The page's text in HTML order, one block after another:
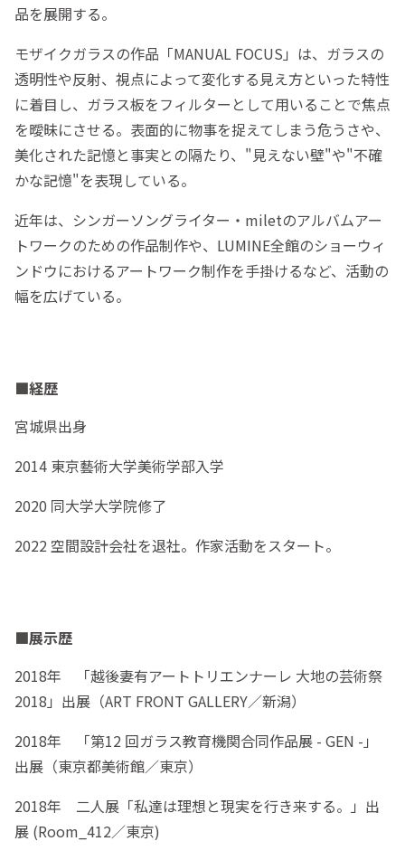
品を展開する。
モザイクガラスの作品「MANUAL FOCUS」は、ガラスの
透明性や反射、視点によって変化する見え方といった特性
に着目し、ガラス板をフィルターとして用いることで焦点
を曖昧にさせる。表面的に物事を捉えてしまう危うさや、
美化された記憶と事実との隔たり、"見えない壁"や"不確
かな記憶"を表現している。
近年は、シンガーソングライター・miletのアルバムアー
トワークのための作品制作や、LUMINE全館のショーウィ
ンドウにおけるアートワーク制作を手掛けるなど、活動の
幅を広げている。
■経歴
宮城県出身
2014 東京藝術大学美術学部入学
2020 同大学大学院修了
2022 空間設計会社を退社。作家活動をスタート。
■展示歴
2018年 「越後妻有アートトリエンナーレ 大地の芸術祭
2018」出展（ART FRONT GALLERY／新潟）
2018年 「第12 回ガラス教育機関合同作品展 - GEN -」
出展（東京都美術館／東京）
2018年 二人展「私達は理想と現実を行き来する。」出
展 (Room_412／東京)